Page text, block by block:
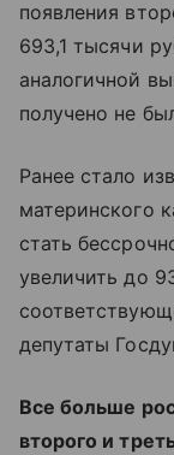
появления
693,1 тысячи
аналогичной
получено не
Ранее стало
материнского
стать
увеличить до
депутаты
Все больше
второго и